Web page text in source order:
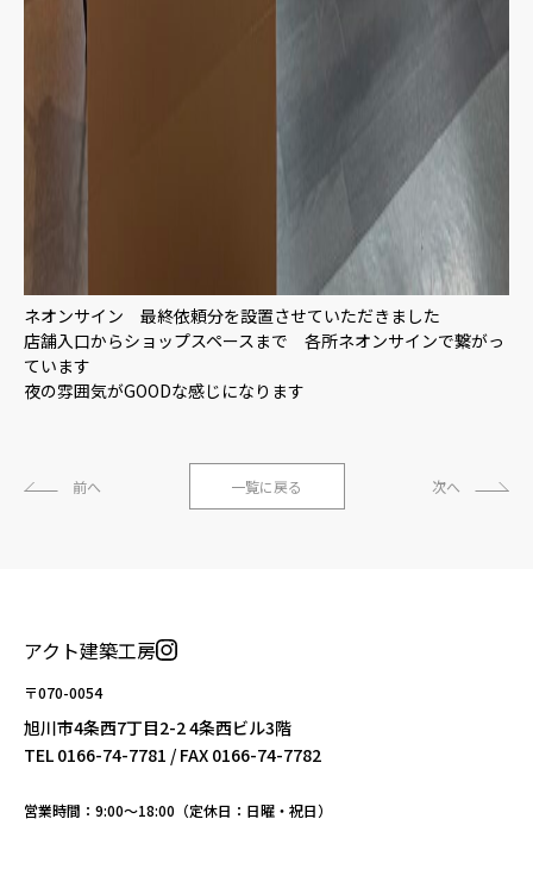
ネオンサイン 最終依頼分を設置させていただきました
店舗入口からショップスペースまで 各所ネオンサインで繋がっ
ています
夜の雰囲気がGOODな感じになります
前へ 一覧に戻る 次へ
アクト建築工房
〒070-0054
旭川市4条西7丁目2-2 4条西ビル3階
TEL 0166-74-7781 / FAX 0166-74-7782
営業時間：9:00〜18:00（定休日：日曜・祝日）